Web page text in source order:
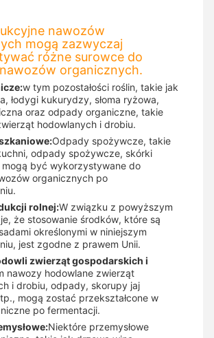
nawozów
mogą zazwyczaj
różne surowce do
organicznych.
w tym pozostałości roślin, takie jak
łodygi kukurydzy, słoma ryżowa,
oraz odpady organiczne, takie
hodowlanych i drobiu.
Odpady spożywcze, takie
odpady spożywcze, skórki
być wykorzystywane do
organicznych po
rolnej:W związku z powyższym
że stosowanie środków, które są
określonymi w niniejszym
jest zgodne z prawem Unii.
zwierząt gospodarskich i
nawozy hodowlane zwierząt
i drobiu, odpady, skorupy jaj
mogą zostać przekształcone w
po fermentacji.
Niektóre przemysłowe